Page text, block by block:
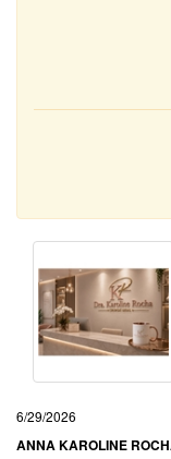
6/29/2026
ANNA KAROLINE